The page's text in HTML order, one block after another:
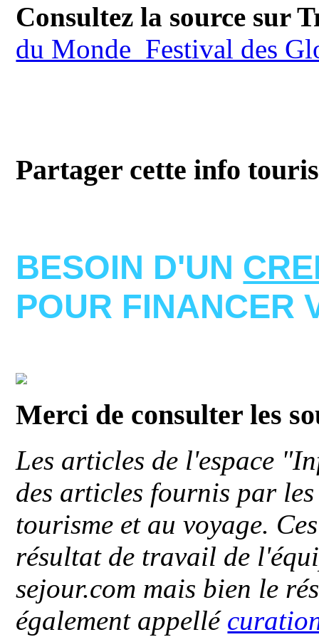
Consultez la source sur
du Monde Festival des
Partager cette info
BESOIN D'UN
POUR FINANCER
Merci de consulter les
Les articles de l'espace
des articles fournis par
tourisme et au voyage.
résultat de travail de
sejour.com mais bien le
également appellé